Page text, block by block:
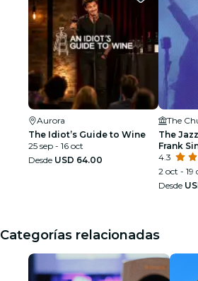
Aurora
The Idiot’s Guide to Wine
25 sep - 16 oct
Desde USD 64.00
The
The
Frank
4.3
2 oct - 19
Desde
Categorías relacionadas